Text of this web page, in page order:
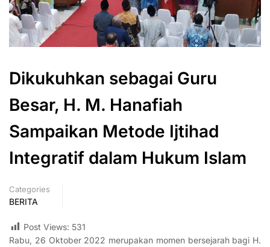
Dikukuhkan sebagai Guru
Besar, H. M. Hanafiah
Sampaikan Metode Ijtihad
Integratif dalam Hukum Islam
Categories
BERITA
Post Views: 531
Rabu, 26 Oktober 2022 merupakan momen bersejarah bagi H.